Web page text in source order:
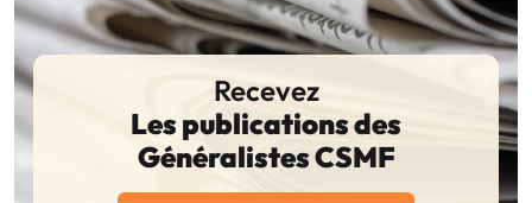
Recevez
Les publications des
Généralistes CSMF